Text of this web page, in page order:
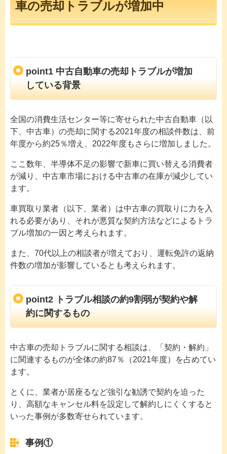
車の売却トラブルが増加中
point1 中古自動車の売却トラブルが増加
している背景
全国の消費生活センター等に寄せられた中古自動車（以
下、中古車）の売却に関する2021年度の相談件数は、前
年度から約25％増え、2022年度もさらに増加しました。
ここ数年、半導体不足の影響で新車に買い替える消費者
が減り、中古車市場における中古車の在庫が減少してい
ます。
車買取り業者（以下、業者）は中古車の買取りに力を入
れる必要があり、それが悪質な契約方法などによるトラ
ブル増加の一因と考えられます。
また、70代以上の相談者が増えており、運転免許の返納
件数の増加が影響しているとも考えられます。
point2 トラブル相談の約9割弱が契約や解
約に関するもの
中古車の売却トラブルに関する相談は、「契約・解約」
に関連するものが全体の約87％（2021年度）を占めてい
ます。
とくに、業者が居座るなど強引な勧誘で契約を迫った
り、高額なキャンセル料を設定して解約しにくくすると
いった事例が多数寄せられています。
事例①